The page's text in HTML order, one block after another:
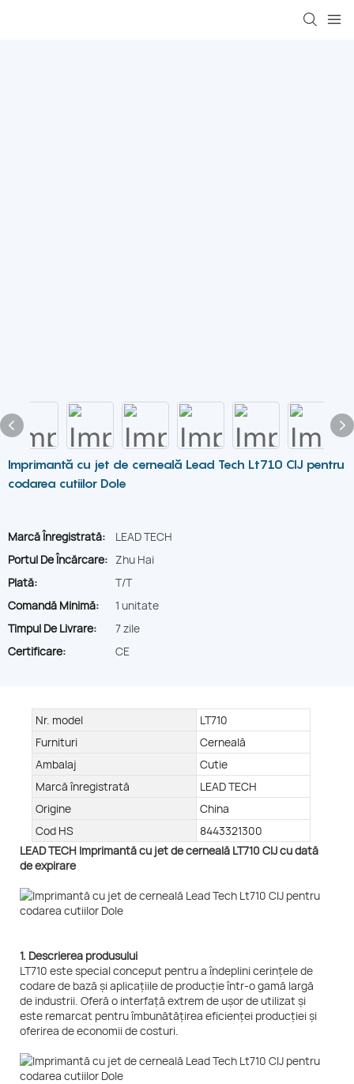
Imprimantă cu jet de cerneală Lead Tech Lt710 CIJ pentru
codarea cutiilor Dole
Marcă Înregistrată:
LEAD TECH
Portul De Încărcare: Zhu Hai
Plată:
T/T
Comandă Minimă:
1 unitate
Timpul De Livrare:
7 zile
Certificare:
CE
Nr. model
LT710
Furnituri
Cerneală
Ambalaj
Cutie
Marcă înregistrată
LEAD TECH
Origine
China
Cod HS
8443321300
LEAD TECH Imprimantă cu jet de cerneală LT710 CIJ cu dată
de expirare
1. Descrierea produsului
LT710 este special conceput pentru a îndeplini cerințele de
codare de bază și aplicațiile de producție într-o gamă largă
de industrii. Oferă o interfață extrem de ușor de utilizat și
este remarcat pentru îmbunătățirea eficienței producției și
oferirea de economii de costuri.